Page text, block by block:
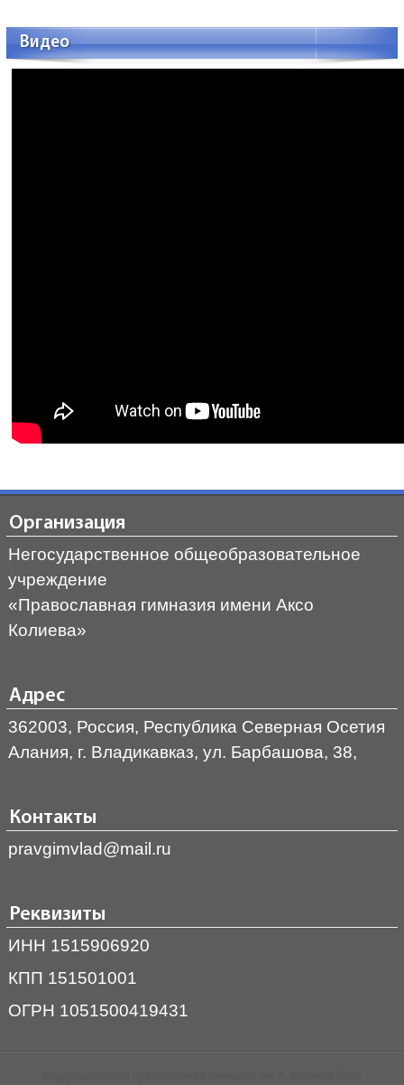
Видео
Организация
Негосударственное общеобразовательное
учреждение
«Православная гимназия имени Аксо
Колиева»
Адрес
362003, Россия, Республика Северная Осетия
Алания, г. Владикавказ, ул. Барбашова, 38,
Контакты
pravgimvlad@mail.ru
Реквизиты
ИНН 1515906920
КПП 151501001
ОГРН 1051500419431